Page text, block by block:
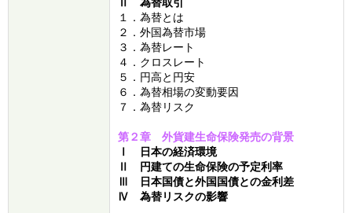
１．為替とは
２．外国為替市場
３．為替レート
４．クロスレート
５．円高と円安
６．為替相場の変動要因
７．為替リスク
第２章 外貨建生命保険発売の背景
Ⅰ 日本の経済環境
Ⅱ 円建ての生命保険の予定利率
Ⅲ 日本国債と外国国債との金利差
Ⅳ 為替リスクの影響